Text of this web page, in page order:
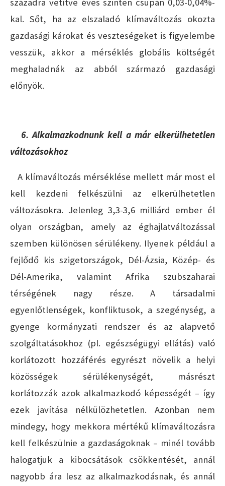
kal. Sőt, ha az elszaladó klímaváltozás okozta
gazdasági károkat és veszteségeket is figyelembe
vesszük, akkor a mérséklés globális költségét
meghaladnák az abból származó gazdasági
előnyök.
6. Alkalmazkodnunk kell a már elkerülhetetlen
változásokhoz
A klímaváltozás mérséklése mellett már most el
kell kezdeni felkészülni az elkerülhetetlen
változásokra. Jelenleg 3,3-3,6 milliárd ember él
olyan országban, amely az éghajlatváltozással
szemben különösen sérülékeny. Ilyenek például a
fejlődő kis szigetországok, Dél-Ázsia, Közép- és
Dél-Amerika, valamint Afrika szubszaharai
térségének nagy része. A társadalmi
egyenlőtlenségek, konfliktusok, a szegénység, a
gyenge kormányzati rendszer és az alapvető
szolgáltatásokhoz (pl. egészségügyi ellátás) való
korlátozott hozzáférés egyrészt növelik a helyi
közösségek sérülékenységét, másrészt
korlátozzák azok alkalmazkodó képességét – így
ezek javítása nélkülözhetetlen. Azonban nem
mindegy, hogy mekkora mértékű klímaváltozásra
kell felkészülnie a gazdaságoknak – minél tovább
halogatjuk a kibocsátások csökkentését, annál
nagyobb ára lesz az alkalmazkodásnak, és annál